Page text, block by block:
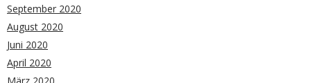
September 2020
August 2020
Juni 2020
April 2020